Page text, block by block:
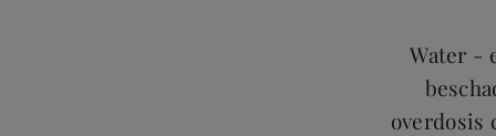
Water -
overdosis